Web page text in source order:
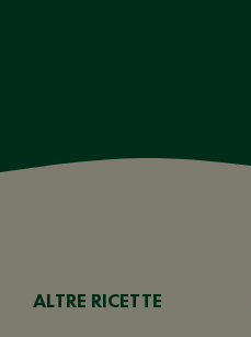
ALTRE RICETTE